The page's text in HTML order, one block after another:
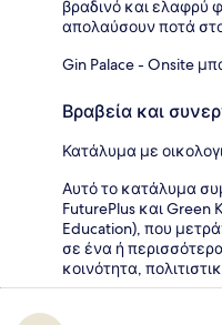
βραδινό και ελαφρύ
απολαύσουν ποτά
Gin Palace - Onsite
Βραβεία και
Κατάλυμα με
Αυτό το κατάλυμα
FuturePlus και Green
Education), που
σε ένα ή
κοινότητα,